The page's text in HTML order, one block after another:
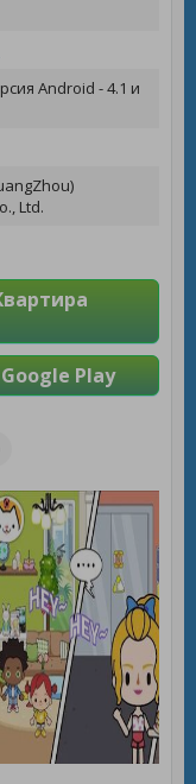
Android - 4.1 и
Ltd.
Play